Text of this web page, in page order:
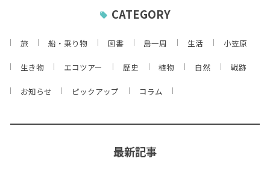
CATEGORY
旅 船・乗り物 図書 島一周 生活 小笠原
生き物 エコツアー 歴史 植物 自然 戦跡
お知らせ ピックアップ コラム
最新記事